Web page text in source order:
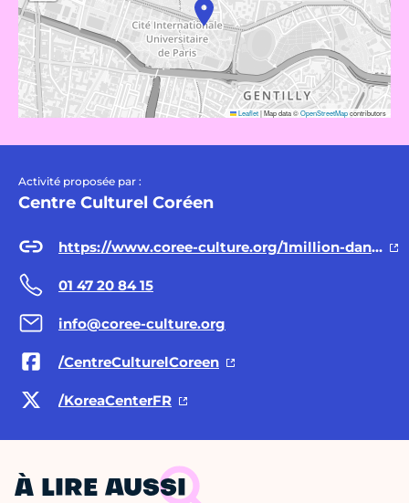
Leaflet|Map data ©OpenStreetMapcontributors
Activité proposée par :
Centre Culturel Coréen
https://www.coree-culture.org/1million-dance-workshop,5923.html
01 47 20 84 15
info@coree-culture.org
/CentreCulturelCoreen
/KoreaCenterFR
À LIRE AUSSI